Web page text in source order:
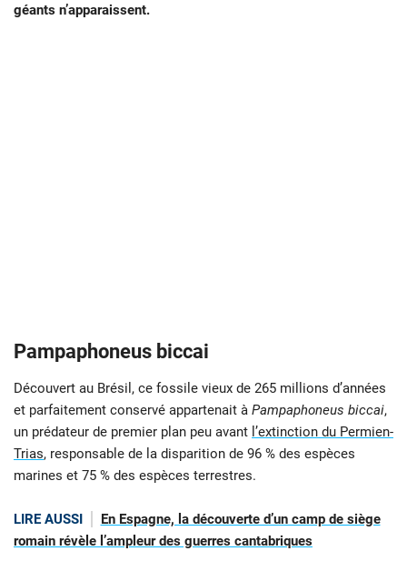
géants n’apparaissent.
Pampaphoneus biccai
Découvert au Brésil, ce fossile vieux de 265 millions d’années
et parfaitement conservé appartenait à Pampaphoneus biccai,
un prédateur de premier plan peu avant l’extinction du Permien-
Trias, responsable de la disparition de 96 % des espèces
marines et 75 % des espèces terrestres.
LIRE AUSSI
En Espagne, la découverte d’un camp de siège
romain révèle l’ampleur des guerres cantabriques